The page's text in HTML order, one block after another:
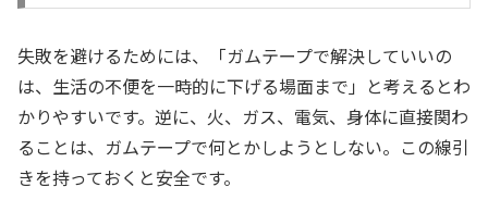
失敗を避けるためには、「ガムテープで解決していいの
は、生活の不便を一時的に下げる場面まで」と考えるとわ
かりやすいです。逆に、火、ガス、電気、身体に直接関わ
ることは、ガムテープで何とかしようとしない。この線引
きを持っておくと安全です。